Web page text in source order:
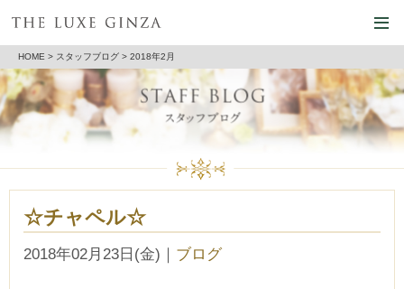
HOME > スタッフブログ > 2018年2月
☆チャペル☆
2018年02月23日(金) ｜ ブログ